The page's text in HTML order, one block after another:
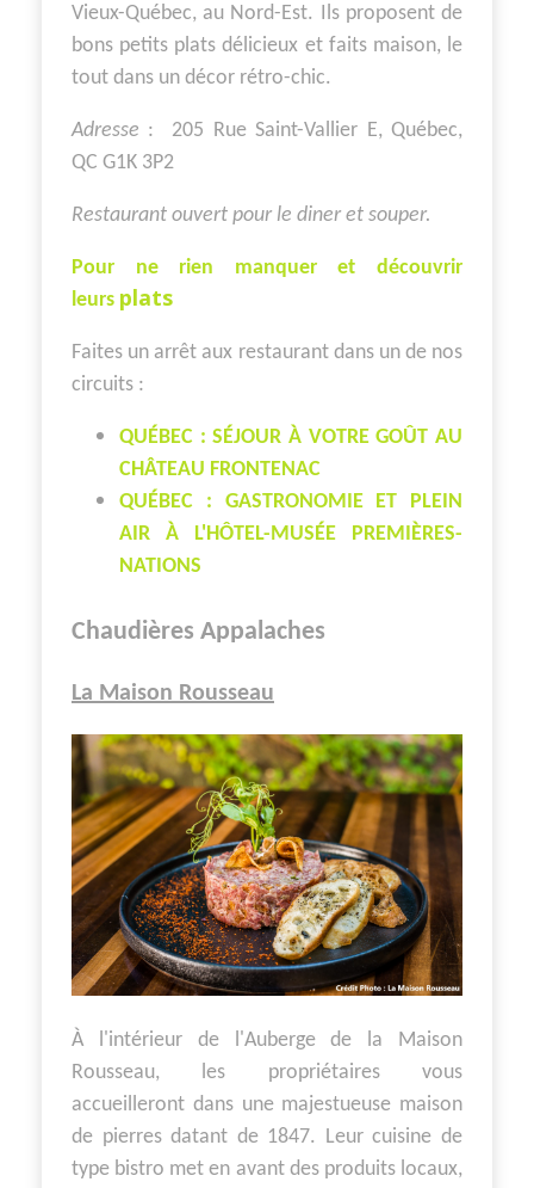
Vieux-Québec, au Nord-Est. Ils proposent de
bons petits plats délicieux et faits maison, le
tout dans un décor rétro-chic.
Adresse : 205 Rue Saint-Vallier E, Québec,
QC G1K 3P2
Restaurant ouvert pour le diner et souper.
Pour ne rien manquer et découvrir
leurs plats
Faites un arrêt aux restaurant dans un de nos
circuits :
QUÉBEC : SÉJOUR À VOTRE GOÛT AU
CHÂTEAU FRONTENAC
QUÉBEC : GASTRONOMIE ET PLEIN
AIR À L'HÔTEL-MUSÉE PREMIÈRES-
NATIONS
Chaudières Appalaches
La Maison Rousseau
À l'intérieur de l'Auberge de la Maison
Rousseau, les propriétaires vous
accueilleront dans une majestueuse maison
de pierres datant de 1847. Leur cuisine de
type bistro met en avant des produits locaux,